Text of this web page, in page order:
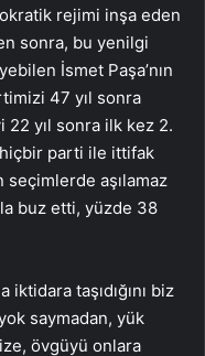
rejimi inşa eden
sonra, bu yenilgi
İsmet Paşa’nın
47 yıl sonra
22 yıl sonra ilk kez 2.
parti ile ittifak
aşılamaz
buz etti, yüzde 38
iktidara taşıdığını biz
saymadan, yük
övgüyü onlara